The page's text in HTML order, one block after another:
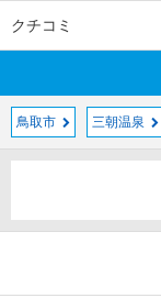
クチコミ
鳥取市 三朝温泉